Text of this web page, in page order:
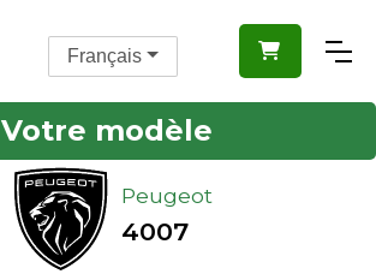

Votre modèle
Peugeot
4007
Français